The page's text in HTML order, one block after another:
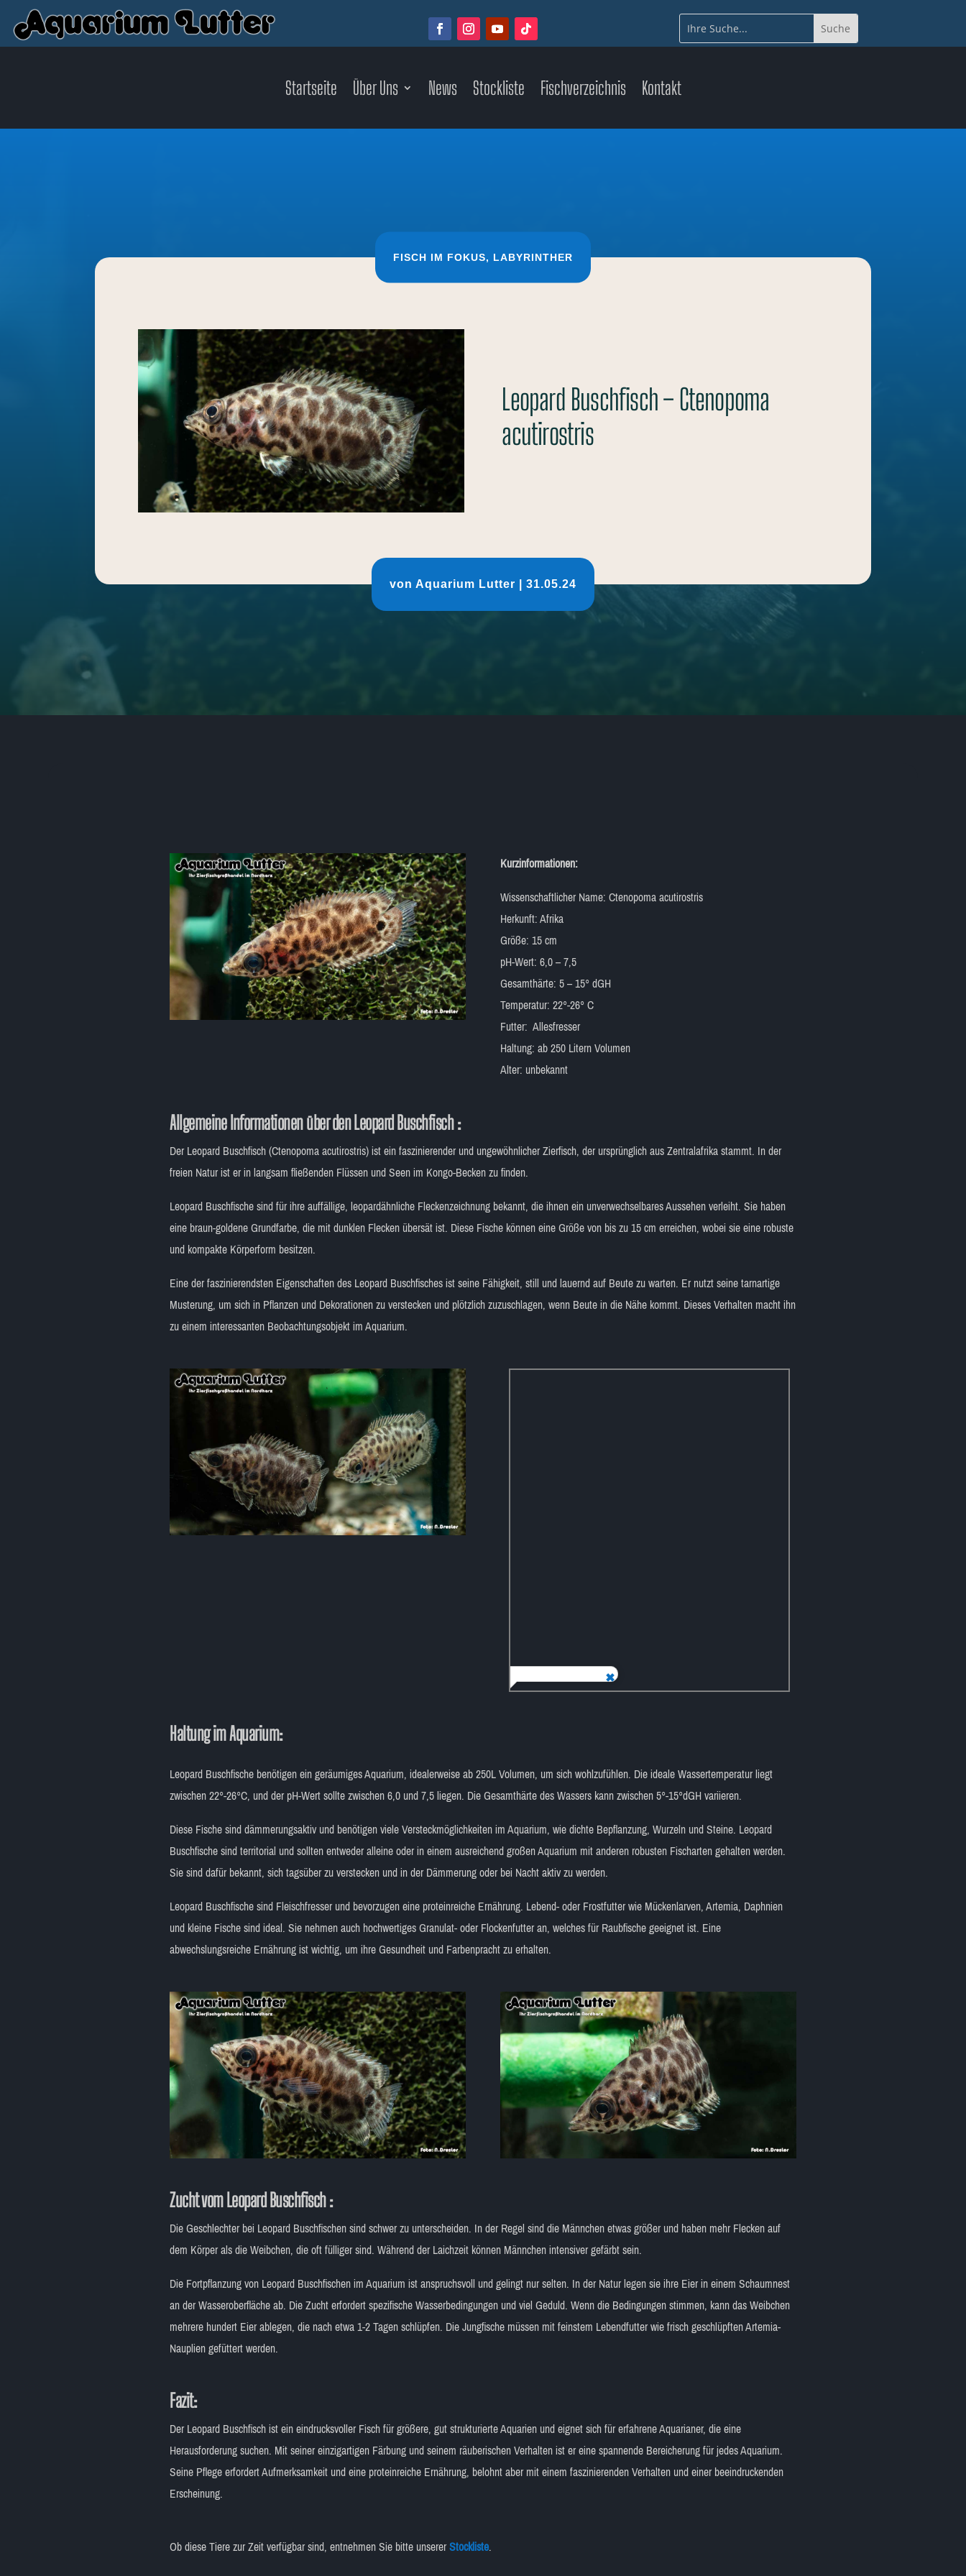
Startseite Über Uns News Stockliste Fischverzeichnis Kontakt
FISCH IM FOKUS LABYRINTHER
Leopard Buschfisch – Ctenopoma
acutirostris
von Aquarium Lutter 31.05.24
Kurzinformationen:
Wissenschaftlicher Name: Ctenopoma acutirostris
Herkunft: Afrika
Größe: 15 cm
pH-Wert: 6,0 – 7,5
Gesamthärte: 5 – 15° dGH
Temperatur: 22°-26° C
Futter: Allesfresser
Haltung: ab 250 Litern Volumen
Alter: unbekannt
Allgemeine Informationen über den Leopard Buschfisch :
Der Leopard Buschfisch (Ctenopoma acutirostris) ist ein faszinierender und ungewöhnlicher Zierfisch, der ursprünglich aus Zentralafrika stammt. In der
freien Natur ist er in langsam fließenden Flüssen und Seen im Kongo-Becken zu finden.
Leopard Buschfische sind für ihre auffällige, leopardähnliche Fleckenzeichnung bekannt, die ihnen ein unverwechselbares Aussehen verleiht. Sie haben
eine braun-goldene Grundfarbe, die mit dunklen Flecken übersät ist. Diese Fische können eine Größe von bis zu 15 cm erreichen, wobei sie eine robuste
und kompakte Körperform besitzen.
Eine der faszinierendsten Eigenschaften des Leopard Buschfisches ist seine Fähigkeit, still und lauernd auf Beute zu warten. Er nutzt seine tarnartige
Musterung, um sich in Pflanzen und Dekorationen zu verstecken und plötzlich zuzuschlagen, wenn Beute in die Nähe kommt. Dieses Verhalten macht ihn
zu einem interessanten Beobachtungsobjekt im Aquarium.
Haltung im Aquarium:
Leopard Buschfische benötigen ein geräumiges Aquarium, idealerweise ab 250L Volumen, um sich wohlzufühlen. Die ideale Wassertemperatur liegt
zwischen 22°-26°C, und der pH-Wert sollte zwischen 6,0 und 7,5 liegen. Die Gesamthärte des Wassers kann zwischen 5°-15°dGH variieren.
Diese Fische sind dämmerungsaktiv und benötigen viele Versteckmöglichkeiten im Aquarium, wie dichte Bepflanzung, Wurzeln und Steine. Leopard
Buschfische sind territorial und sollten entweder alleine oder in einem ausreichend großen Aquarium mit anderen robusten Fischarten gehalten werden.
Sie sind dafür bekannt, sich tagsüber zu verstecken und in der Dämmerung oder bei Nacht aktiv zu werden.
Leopard Buschfische sind Fleischfresser und bevorzugen eine proteinreiche Ernährung. Lebend- oder Frostfutter wie Mückenlarven, Artemia, Daphnien
und kleine Fische sind ideal. Sie nehmen auch hochwertiges Granulat- oder Flockenfutter an, welches für Raubfische geeignet ist. Eine
abwechslungsreiche Ernährung ist wichtig, um ihre Gesundheit und Farbenpracht zu erhalten.
Zucht vom Leopard Buschfisch :
Die Geschlechter bei Leopard Buschfischen sind schwer zu unterscheiden. In der Regel sind die Männchen etwas größer und haben mehr Flecken auf
dem Körper als die Weibchen, die oft fülliger sind. Während der Laichzeit können Männchen intensiver gefärbt sein.
Die Fortpflanzung von Leopard Buschfischen im Aquarium ist anspruchsvoll und gelingt nur selten. In der Natur legen sie ihre Eier in einem Schaumnest
an der Wasseroberfläche ab. Die Zucht erfordert spezifische Wasserbedingungen und viel Geduld. Wenn die Bedingungen stimmen, kann das Weibchen
mehrere hundert Eier ablegen, die nach etwa 1-2 Tagen schlüpfen. Die Jungfische müssen mit feinstem Lebendfutter wie frisch geschlüpften Artemia-
Nauplien gefüttert werden.
Fazit:
Der Leopard Buschfisch ist ein eindrucksvoller Fisch für größere, gut strukturierte Aquarien und eignet sich für erfahrene Aquarianer, die eine
Herausforderung suchen. Mit seiner einzigartigen Färbung und seinem räuberischen Verhalten ist er eine spannende Bereicherung für jedes Aquarium.
Seine Pflege erfordert Aufmerksamkeit und eine proteinreiche Ernährung, belohnt aber mit einem faszinierenden Verhalten und einer beeindruckenden
Erscheinung.
Ob diese Tiere zur Zeit verfügbar sind, entnehmen Sie bitte unsererStockliste.